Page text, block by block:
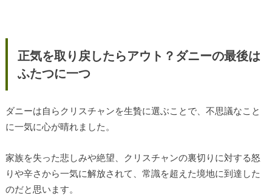
正気を取り戻したらアウト？ダニーの最後は
ふたつに一つ
ダニーは自らクリスチャンを生贄に選ぶことで、不思議なこと
に一気に心が晴れました。
家族を失った悲しみや絶望、クリスチャンの裏切りに対する怒
りや辛さから一気に解放されて、常識を超えた境地に到達した
のだと思います。